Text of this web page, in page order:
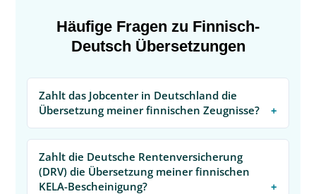
Häufige Fragen zu Finnisch-
Deutsch Übersetzungen
Zahlt das Jobcenter in Deutschland die
Übersetzung meiner finnischen Zeugnisse?
Zahlt die Deutsche Rentenversicherung
(DRV) die Übersetzung meiner finnischen
KELA-Bescheinigung?